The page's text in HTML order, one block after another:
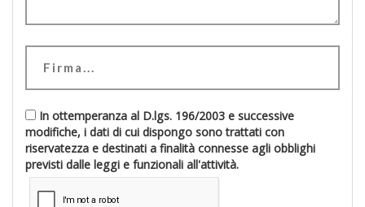
In ottemperanza al D.lgs. 196/2003 e successive
modifiche, i dati di cui dispongo sono trattati con
riservatezza e destinati a finalità connesse agli obblighi
previsti dalle leggi e funzionali all'attività.